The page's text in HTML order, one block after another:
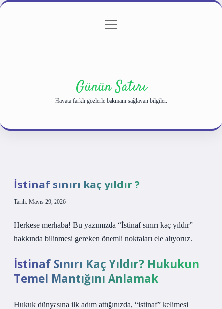
Gizlilik Politikası
menüyü
Günün Satırı
Hayata farklı gözlerle bakmanı sağlayan bilgiler.
İstinaf sınırı kaç yıldır ?
Tarih: Mayıs 29, 2026
Herkese merhaba! Bu yazımızda “İstinaf sınırı kaç yıldır”
hakkında bilinmesi gereken önemli noktaları ele alıyoruz.
İstinaf Sınırı Kaç Yıldır? Hukukun
Temel Mantığını Anlamak
Hukuk dünyasına ilk adım attığınızda, “istinaf” kelimesi